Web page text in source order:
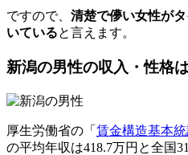
ですので、 清楚で儚い女性が
いていると言えます。
新潟の男性の収入・性格
厚生労働省の「 賃金構造基本
の平均年収は418.7万円と全国